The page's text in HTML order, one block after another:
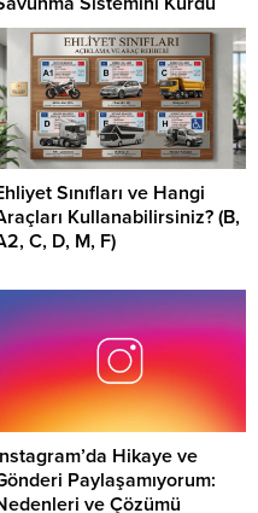
Sınıfları ve Hangi
Kullanabilirsiniz? (B,
C, D, M, F)
Hikaye ve
Paylaşamıyorum:
ve Çözümü